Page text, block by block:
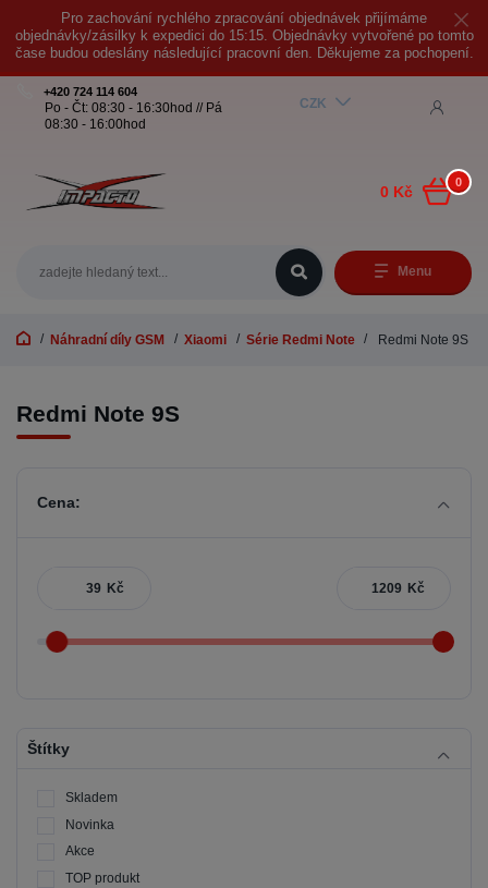
Pro zachování rychlého zpracování objednávek přijímáme
objednávky/zásilky k expedici do 15:15. Objednávky vytvořené po tomto
čase budou odeslány následující pracovní den. Děkujeme za pochopení.
Menu
CZK
+420 724 114 604
Po - Čt: 08:30 - 16:30hod // Pá
08:30 - 16:00hod
0
0 Kč
Náhradní díly GSM Xiaomi Série Redmi Note Redmi Note 9S
Redmi Note 9S
Cena:
Kč Kč
Štítky
Skladem
Novinka
Akce
TOP produkt